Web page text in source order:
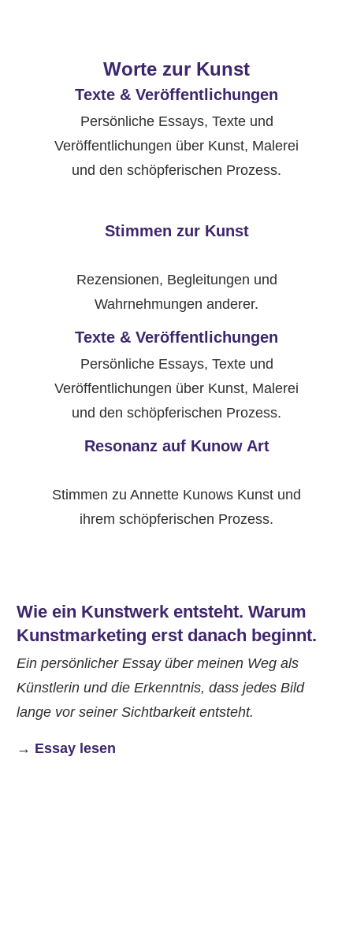
Worte zur Kunst
Texte & Veröffentlichungen
Persönliche Essays, Texte und
Veröffentlichungen über Kunst, Malerei
und den schöpferischen Prozess.
Stimmen zur Kunst
Rezensionen, Begleitungen und
Wahrnehmungen anderer.
Texte & Veröffentlichungen
Persönliche Essays, Texte und
Veröffentlichungen über Kunst, Malerei
und den schöpferischen Prozess.
Resonanz auf Kunow Art
Stimmen zu Annette Kunows Kunst und
ihrem schöpferischen Prozess.
Wie ein Kunstwerk entsteht. Warum
Kunstmarketing erst danach beginnt.
Ein persönlicher Essay über meinen Weg als
Künstlerin und die Erkenntnis, dass jedes Bild
lange vor seiner Sichtbarkeit entsteht.
→ Essay lesen